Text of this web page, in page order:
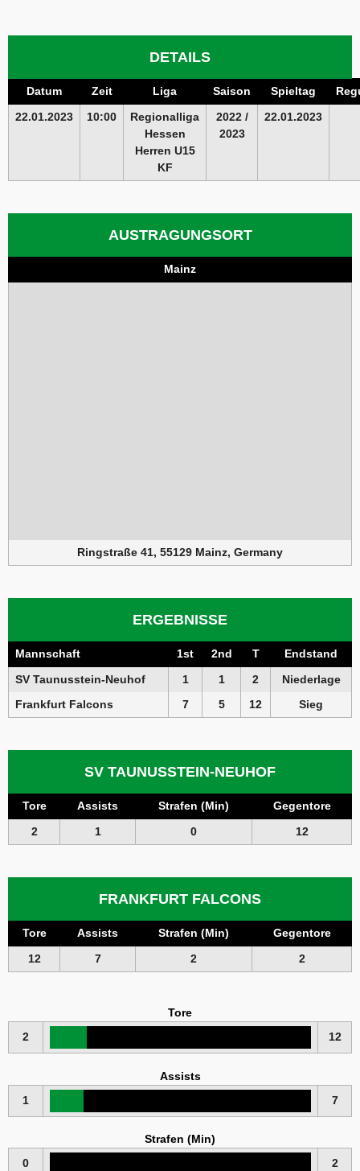
DETAILS
Datum Zeit Liga Saison Spieltag
22.01.2023
10:00
Regionalliga
Hessen
Herren U15
KF
2022 /
2023
22.01.2023
AUSTRAGUNGSORT
Mainz
Ringstraße 41, 55129 Mainz, Germany
ERGEBNISSE
Mannschaft 1st 2nd T
Endstand
SV Taunusstein-Neuhof
1 1 2
Niederlage
Frankfurt Falcons
7 5 12 Sieg
SV TAUNUSSTEIN-NEUHOF
Tore Assists Strafen (Min)
Gegentore
2
1 0 12
FRANKFURT FALCONS
Tore Assists Strafen (Min)
Gegentore
12
7 2 2
Tore
2
12
Assists
1
7
Strafen (Min)
0
2